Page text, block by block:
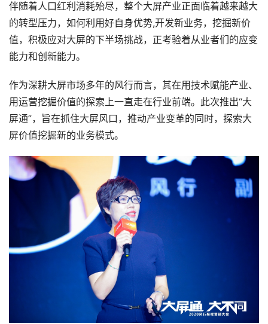
伴随着人口红利消耗殆尽，整个大屏产业正面临着越来越大
的转型压力，如何利用好自身优势,开发新业务，挖掘新价
值，积极应对大屏的下半场挑战，正考验着从业者们的应变
能力和创新能力。
作为深耕大屏市场多年的风行而言，其在用技术赋能产业、
用运营挖掘价值的探索上一直走在行业前端。此次推出“大
屏通”，旨在抓住大屏风口，推动产业变革的同时，探索大
屏价值挖掘新的业务模式。